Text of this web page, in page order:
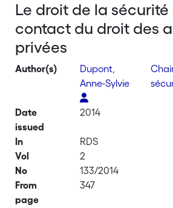
Le droit de la
contact du droit des
privées
Author(s)
Dupont,
Anne-Sylvie
Date
issued
2014
In
RDS
Vol
2
No
133/2014
From
page
347